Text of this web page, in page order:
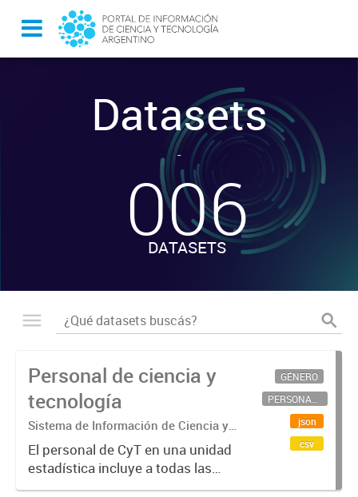
Datasets
-
006
DATASETS
Personal de ciencia y
tecnología
Sistema de Información de Ciencia y
Tecnología Argentino (SICYTAR)
El personal de CyT en una unidad
estadística incluye a todas las
personas involucradas
GÉNERO
PERSONAL CIENTÍFICO-TECNOLÓGICO
json
csv